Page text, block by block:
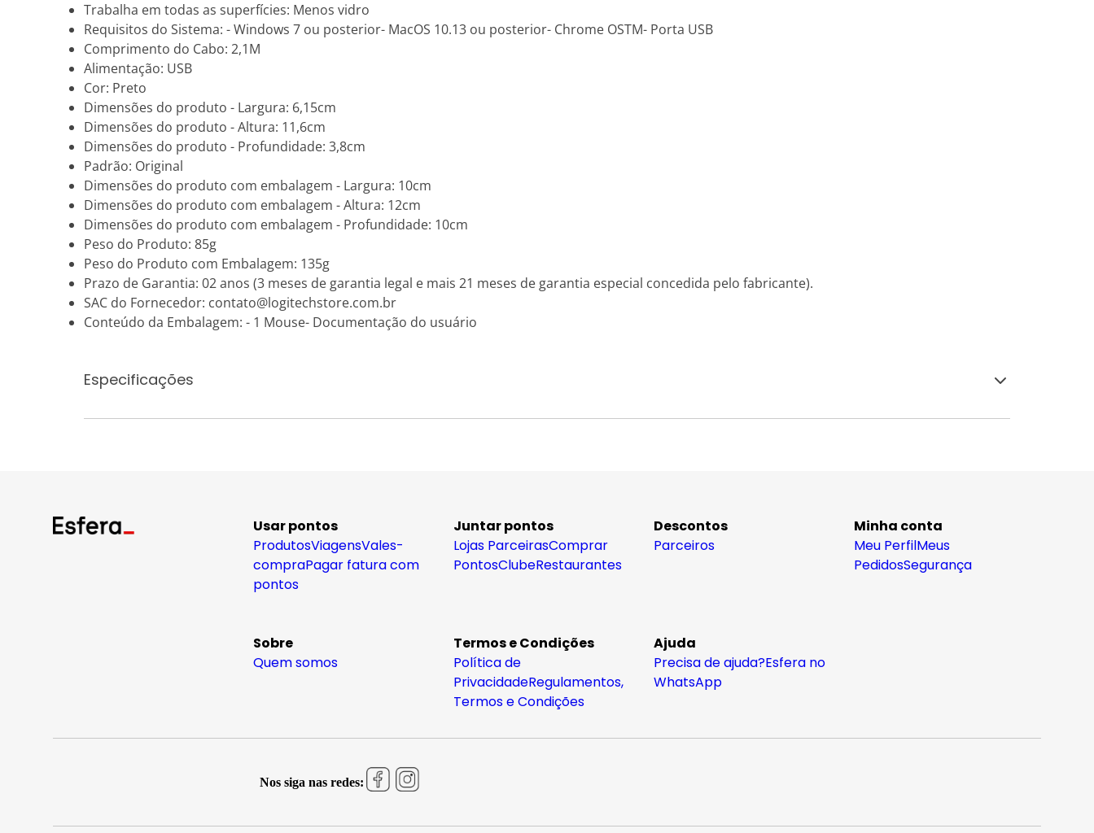
Trabalha em todas as superfícies: Menos vidro
Requisitos do Sistema: - Windows 7 ou posterior- MacOS 10.13 ou posterior- Chrome OSTM- Porta USB
Comprimento do Cabo: 2,1M
Alimentação: USB
Cor: Preto
Dimensões do produto - Largura: 6,15cm
Dimensões do produto - Altura: 11,6cm
Dimensões do produto - Profundidade: 3,8cm
Padrão: Original
Dimensões do produto com embalagem - Largura: 10cm
Dimensões do produto com embalagem - Altura: 12cm
Dimensões do produto com embalagem - Profundidade: 10cm
Peso do Produto: 85g
Peso do Produto com Embalagem: 135g
Prazo de Garantia: 02 anos (3 meses de garantia legal e mais 21 meses de garantia especial concedida pelo fabricante).
SAC do Fornecedor: contato@logitechstore.com.br
Conteúdo da Embalagem: - 1 Mouse- Documentação do usuário
Especificações
Usar pontos
ProdutosViagensVales-
compraPagar fatura com
pontos
Juntar pontos
Lojas ParceirasComprar
PontosClubeRestaurantes
Descontos
Parceiros
Minha conta
Meu PerfilMeus
PedidosSegurança
Sobre
Quem somos
Termos e Condições
Política de
PrivacidadeRegulamentos,
Termos e Condições
Ajuda
Precisa de ajuda?Esfera no
WhatsApp
Nos siga nas redes: